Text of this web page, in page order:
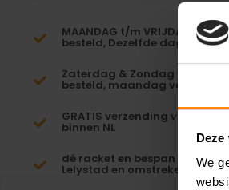
We
MAANDAG t/m VRIJDAG voor
besteld, Dezelfde dag
Zaterdag & Zondag voor 23:59
besteld, maandag verzonden!
GRATIS verzending vanaf
binnen NL
dé racket en bespan
Lelystad en omstreken